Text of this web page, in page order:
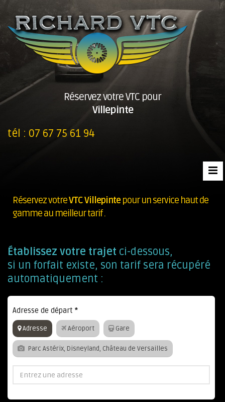
Réservez votre VTC pour
Villepinte
tél : 07 67 75 61 94
Réservez votreVTC Villepintepour un service haut de
gamme au meilleur tarif .
Établissez votre trajet ci-dessous,
si un forfait existe, son tarif sera récupéré
automatiquement :
Adresse de départ *
Adresse Aéroport Gare
Parc Astérix, Disneyland, Château de Versailles